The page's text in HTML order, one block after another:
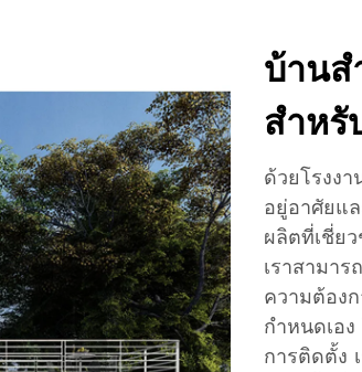
บ้านส
สำหรั
ด้วยโรงง
อยู่อาศัยแ
ผลิตที่เชี่ย
เราสามา
ความต้อง
กำหนดเอ
การติดตั้ง